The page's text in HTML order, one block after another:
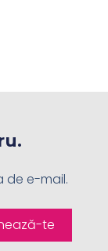
de e-mail.
te